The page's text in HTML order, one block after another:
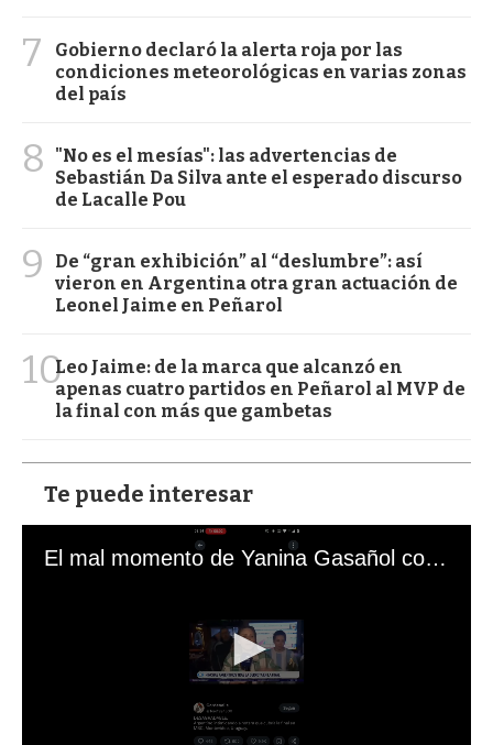
7
Gobierno declaró la alerta roja por las
condiciones meteorológicas en varias zonas
del país
8
"No es el mesías": las advertencias de
Sebastián Da Silva ante el esperado discurso
de Lacalle Pou
9
De “gran exhibición” al “deslumbre”: así
vieron en Argentina otra gran actuación de
Leonel Jaime en Peñarol
10Leo Jaime: de la marca que alcanzó en
apenas cuatro partidos en Peñarol al MVP de
la final con más que gambetas
Te puede interesar
El mal momento de Yanina Gasañol con un hincha argentino en "Subrayado"